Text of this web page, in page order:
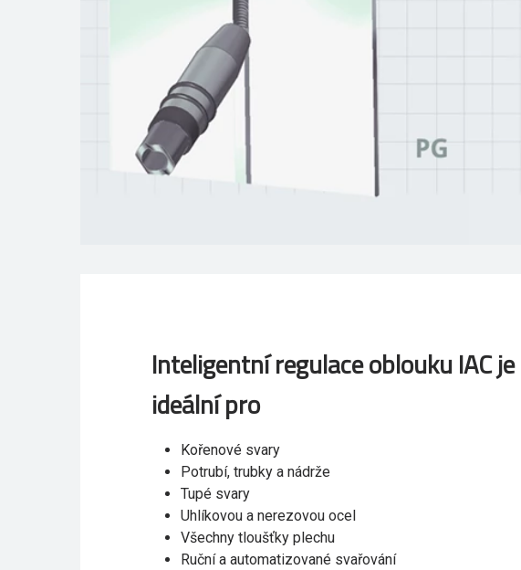
Inteligentní regulace oblouku IAC je
ideální pro
Kořenové svary
Potrubí, trubky a nádrže
Tupé svary
Uhlíkovou a nerezovou ocel
Všechny tloušťky plechu
Ruční a automatizované svařování